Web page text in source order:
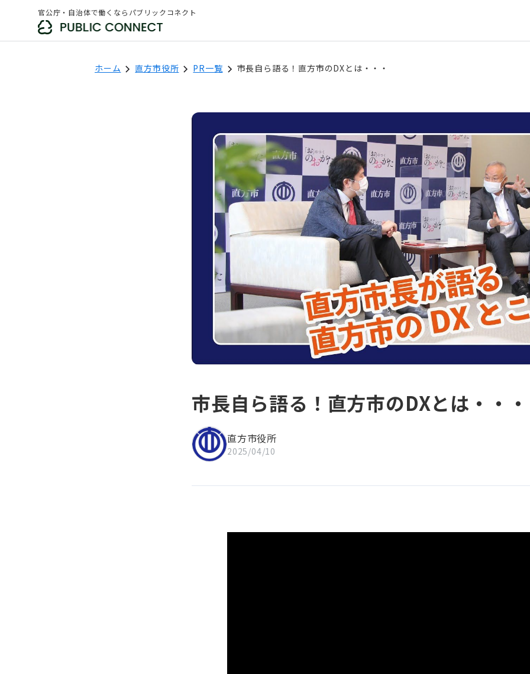
官公庁・自治体で働くならパブリックコネクト
ホーム 直方市役所 PR一覧 市長自ら語る！直方市のDXとは・・・
市長自ら語る！直方市のDXとは・・・
直方市役所
2025/04/10